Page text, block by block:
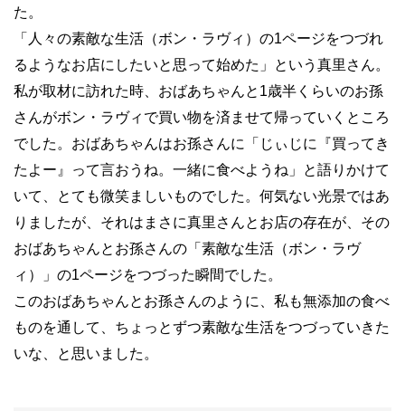
た。
「人々の素敵な生活（ボン・ラヴィ）の1ページをつづれ
るようなお店にしたいと思って始めた」という真里さん。
私が取材に訪れた時、おばあちゃんと1歳半くらいのお孫
さんがボン・ラヴィで買い物を済ませて帰っていくところ
でした。おばあちゃんはお孫さんに「じぃじに『買ってき
たよー』って言おうね。一緒に食べようね」と語りかけて
いて、とても微笑ましいものでした。何気ない光景ではあ
りましたが、それはまさに真里さんとお店の存在が、その
おばあちゃんとお孫さんの「素敵な生活（ボン・ラヴ
ィ）」の1ページをつづった瞬間でした。
このおばあちゃんとお孫さんのように、私も無添加の食べ
ものを通して、ちょっとずつ素敵な生活をつづっていきた
いな、と思いました。